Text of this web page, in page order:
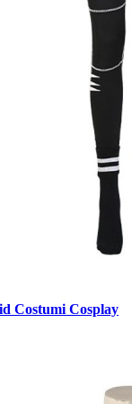
Costumi Cosplay